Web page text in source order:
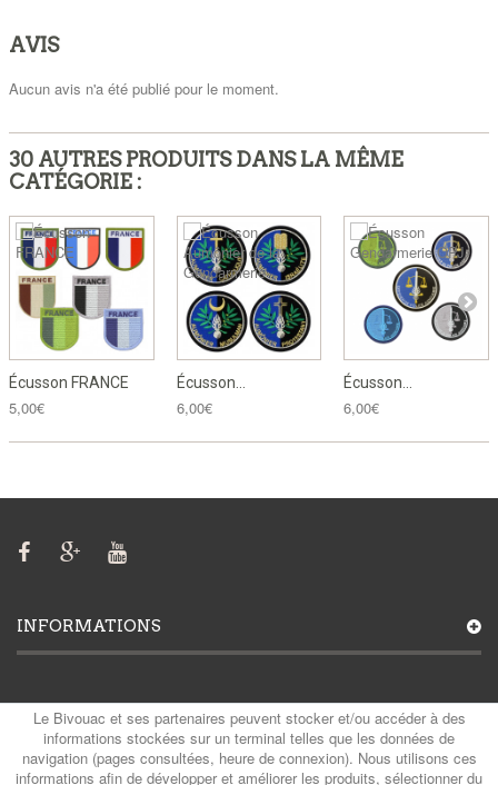
AVIS
Aucun avis n'a été publié pour le moment.
30 AUTRES PRODUITS DANS LA MÊME
CATÉGORIE :
Écusson FRANCE
5,00€
Écusson...
6,00€
Écusson...
6,00€
INFORMATIONS
MON COMPTE
Le Bivouac et ses partenaires peuvent stocker et/ou accéder à des
informations stockées sur un terminal telles que les données de
navigation (pages consultées, heure de connexion). Nous utilisons ces
informations afin de développer et améliorer les produits, sélectionner du